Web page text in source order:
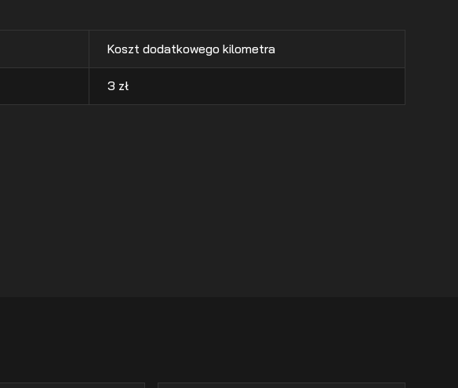
Koszt dodatkowego kilometra
3 zł